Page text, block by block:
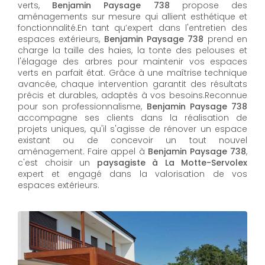
verts, Benjamin Paysage 738 propose des
aménagements sur mesure qui allient esthétique et
fonctionnalité.En tant qu’expert dans l'entretien des
espaces extérieurs, Benjamin Paysage 738 prend en
charge la taille des haies, la tonte des pelouses et
l'élagage des arbres pour maintenir vos espaces
verts en parfait état. Grâce à une maîtrise technique
avancée, chaque intervention garantit des résultats
précis et durables, adaptés à vos besoins.Reconnue
pour son professionnalisme, Benjamin Paysage 738
accompagne ses clients dans la réalisation de
projets uniques, qu'il s'agisse de rénover un espace
existant ou de concevoir un tout nouvel
aménagement. Faire appel à Benjamin Paysage 738,
c'est choisir un paysagiste à La Motte-Servolex
expert et engagé dans la valorisation de vos
espaces extérieurs.